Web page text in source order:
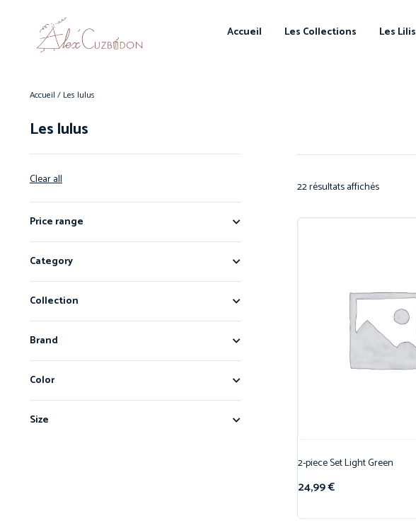
Accueil Les Collections Les Lilis
Accueil / Les lulus
Les lulus
Clear all
Price range
Category
Collection
Brand
Color
Size
22 résultats affichés
2-piece Set Light Green
24,99€